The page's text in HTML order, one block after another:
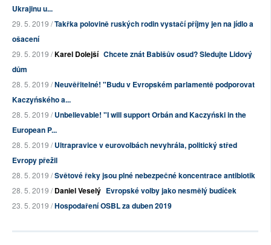
Ukrajinu u...
29. 5. 2019 /Takřka polovině ruských rodin vystačí příjmy jen na jídlo a
ošacení
29. 5. 2019 /Karel Dolejší Chcete znát Babišův osud? Sledujte Lidový
dům
28. 5. 2019 /Neuvěřitelné! "Budu v Evropském parlamentě podporovat
Kaczyńského a...
28. 5. 2019 /Unbelievable! "I will support Orbán and Kaczyński in the
European P...
28. 5. 2019 /Ultrapravice v eurovolbách nevyhrála, politický střed
Evropy přežil
28. 5. 2019 /Světové řeky jsou plné nebezpečné koncentrace antibiotik
28. 5. 2019 /Daniel Veselý Evropské volby jako nesmělý budíček
23. 5. 2019 /Hospodaření OSBL za duben 2019